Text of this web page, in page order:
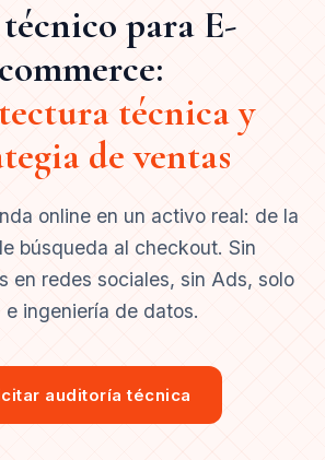
para E-
commerce:
técnica y
de ventas
online en un activo real: de la
búsqueda al checkout. Sin
en redes sociales, sin Ads, solo
e ingeniería de datos.
auditoría técnica